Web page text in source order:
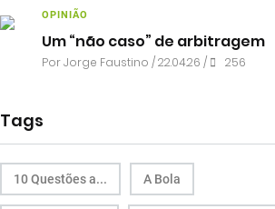
OPINIÃO
Um “não caso” de arbitragem
PorJorge Faustino / 22.04.26 / 256
Tags
10 Questões a... A Bola